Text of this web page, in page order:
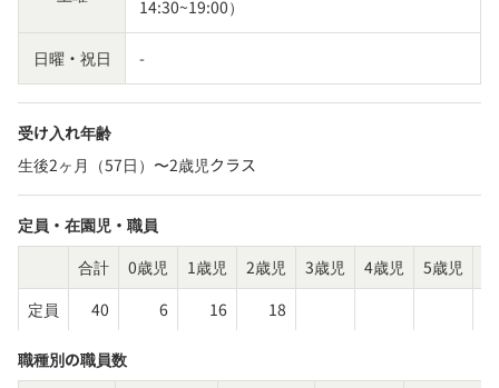
14:30~19:00）
日曜・祝日 -
受け入れ年齢
生後2ヶ月（57日）〜2歳児クラス
定員・在園児・職員
合計
0歳児 1歳児 2歳児 3歳児 4歳児 5歳児
定員
40 6 16 18
職種別の職員数